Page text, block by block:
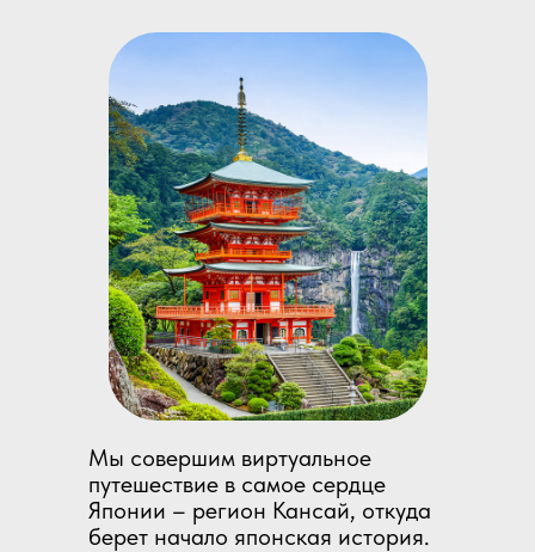
Мы совершим виртуальное
путешествие в самое сердце
Японии – регион Кансай, откуда
берет начало японская история.